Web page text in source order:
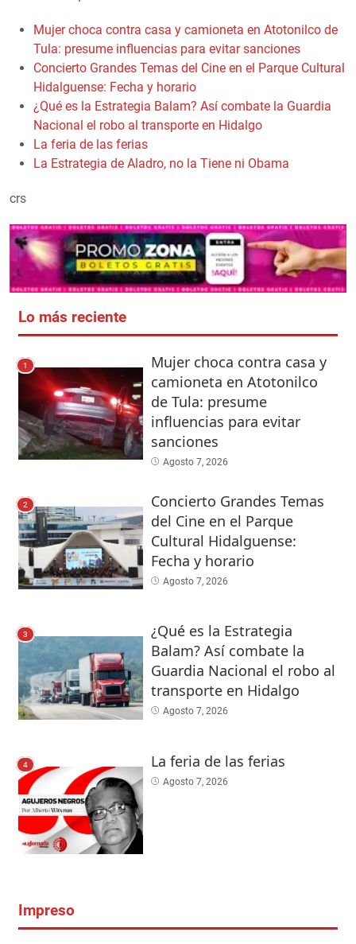
Mujer choca contra casa y camioneta en Atotonilco de
Tula: presume influencias para evitar sanciones
Concierto Grandes Temas del Cine en el Parque Cultural
Hidalguense: Fecha y horario
¿Qué es la Estrategia Balam? Así combate la Guardia
Nacional el robo al transporte en Hidalgo
La feria de las ferias
La Estrategia de Aladro, no la Tiene ni Obama
crs
Lo más reciente
1
Mujer choca contra casa y
camioneta en Atotonilco
de Tula: presume
influencias para evitar
sanciones
Agosto 7, 2026
2
Concierto Grandes Temas
del Cine en el Parque
Cultural Hidalguense:
Fecha y horario
Agosto 7, 2026
3
¿Qué es la Estrategia
Balam? Así combate la
Guardia Nacional el robo al
transporte en Hidalgo
Agosto 7, 2026
4 La feria de las ferias
Agosto 7, 2026
Impreso